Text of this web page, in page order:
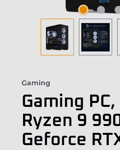
Gaming
Gaming PC,
Ryzen 9
Geforce